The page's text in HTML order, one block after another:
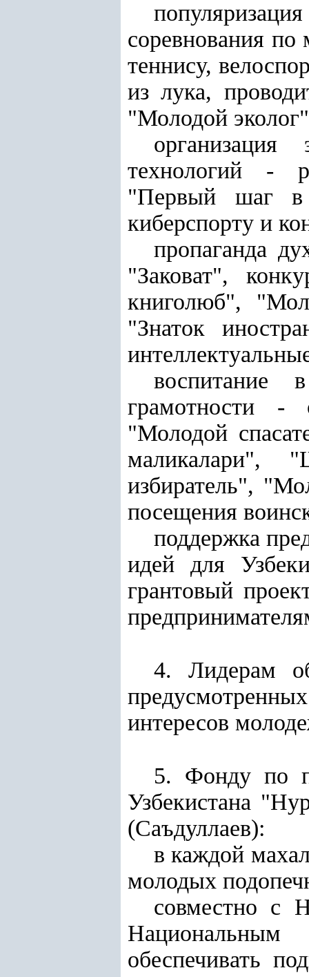
соревнования по
теннису,
из лука,
"Молодой
организация
технологий -
"Первый шаг в
киберспорту и
пропаганда
"Заковат",
книголюб",
"Знаток
воспитание
грамотности -
"Молодой
маликалари",
избиратель",
посещения
поддержка
идей для
грантовый
4. Лидерам
интересов
5. Фонду по
Узбекистана
(Саъдуллаев):
в каждой
молодых
совместно с
обеспечивать